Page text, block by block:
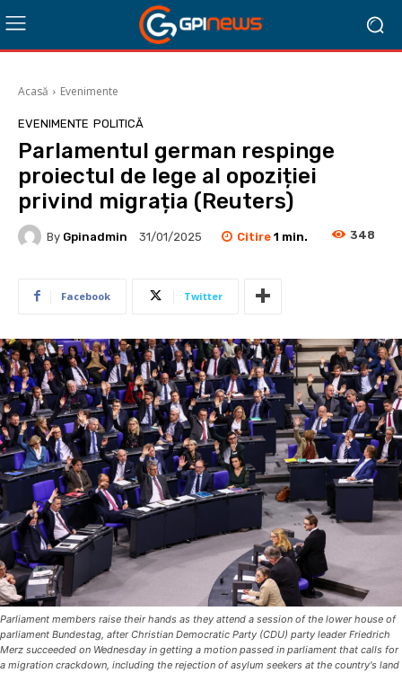
Acasă Evenimente
EVENIMENTE POLITICĂ
Parlamentul german respinge
proiectul de lege al opoziției
privind migrația (Reuters)
By Gpinadmin 31/01/2025 Citire 1 min. 348
Facebook Twitter
Parliament members raise their hands as they attend a session of the lower house of
parliament Bundestag, after Christian Democratic Party (CDU) party leader Friedrich
Merz succeeded on Wednesday in getting a motion passed in parliament that calls for
a migration crackdown, including the rejection of asylum seekers at the country's land